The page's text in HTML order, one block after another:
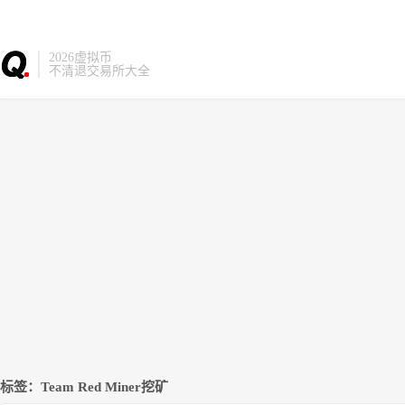
2026虚拟币
不清退交易所大全
标签：Team Red Miner挖矿